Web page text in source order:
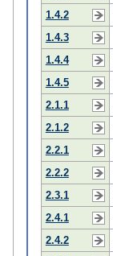
1.4.2
1.4.3
1.4.4
1.4.5
2.1.1
2.1.2
2.2.1
2.2.2
2.3.1
2.4.1
2.4.2